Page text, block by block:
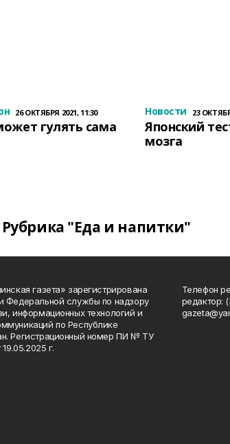
26 ОКТЯБРЯ 2021, 11:30
гулять сама
Новости 23
Японский
мозга
Рубрика "Еда и напитки"
газета» зарегистрирована
Федеральной службы по надзору
информационных технологий и
по Республике
Регистрационный номер ПИ № ТУ
г.
Телефон
редактор: